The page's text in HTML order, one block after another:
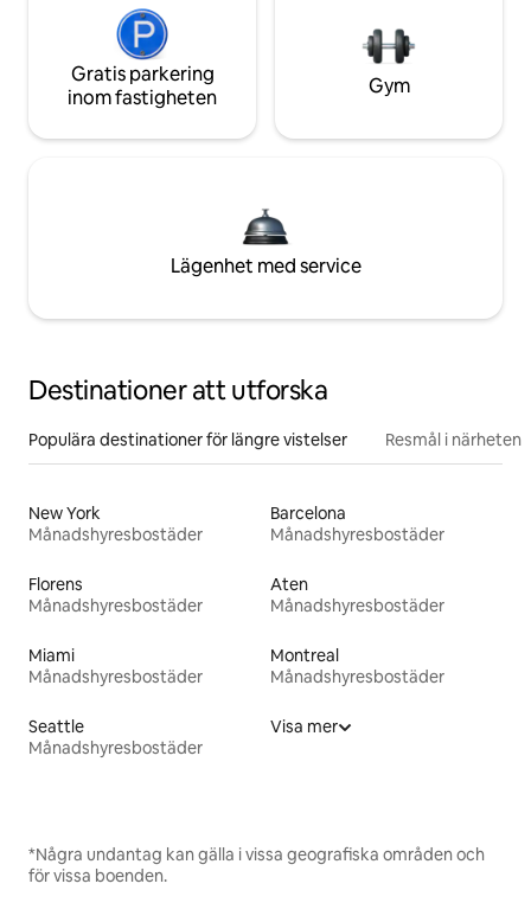
Gratis parkering
inom fastigheten
Gym
Lägenhet med service
Destinationer att utforska
Populära destinationer för längre vistelser Resmål i närheten
New York
Månadshyresbostäder
Barcelona
Månadshyresbostäder
Florens
Månadshyresbostäder
Aten
Månadshyresbostäder
Miami
Månadshyresbostäder
Montreal
Månadshyresbostäder
Seattle
Månadshyresbostäder
Visa mer
*Några undantag kan gälla i vissa geografiska områden och
för vissa boenden.